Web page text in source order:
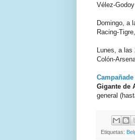
Vélez-
Domingo, a
Racing-
Lunes, a las
Colón-
Gigante de
general
Etiquetas: